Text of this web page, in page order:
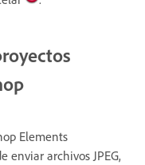
Elements
enviar archivos JPEG,